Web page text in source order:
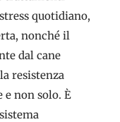
quotidiano,
nonché il
dal cane
resistenza
non solo. È